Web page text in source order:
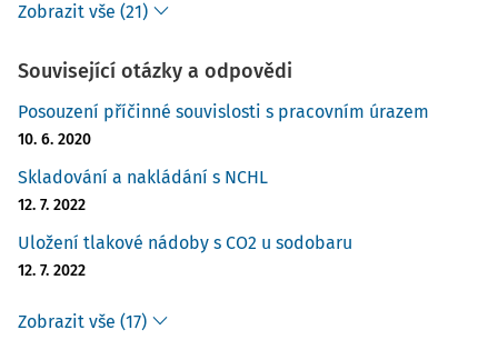
Zobrazit vše (21)
Související otázky a odpovědi
Posouzení příčinné souvislosti s pracovním úrazem
10. 6. 2020
Skladování a nakládání s NCHL
12. 7. 2022
Uložení tlakové nádoby s CO2 u sodobaru
12. 7. 2022
Zobrazit vše (17)